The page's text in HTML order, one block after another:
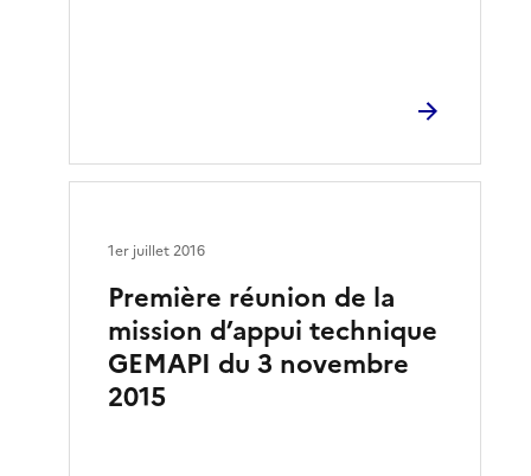
Première réunion de la
mission d’appui technique
GEMAPI du 3 novembre
2015
1er juillet 2016